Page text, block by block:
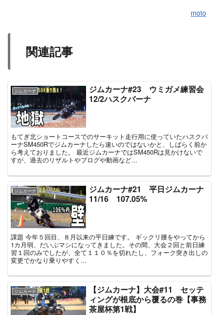
moto
関連記事
ジムカーナ
ジムカーナ#23 ウミガメ練習会
12/2ハスクバーナ
もてぎ北ショートコースでのサーキット走行用に使っていたハスクバ
ーナSM450Rでジムカーナしたら速いのではないかと、しばらく前か
ら考えておりました。 最近ジムカーナではSM450Rは見かけないで
すが、過去のリザルトやブログや動画など...
ジムカーナ
ジムカーナ#21 平日ジムカーナ
11/16 107.05%
課題 今年５回目、８月以来の平日練です。 ギックリ腰をやってから
1カ月弱、だいぶマシになってきました。その間、大会２回と前日練
習１回のみでしたが、全て１１０％を切れたし、フォーク突き出しの
変更でかなり乗りやすく...
ジムカーナ
【ジムカーナ】大会#11 セッテ
ィングが根底から覆るの巻【事務
茶屋杯第1戦】